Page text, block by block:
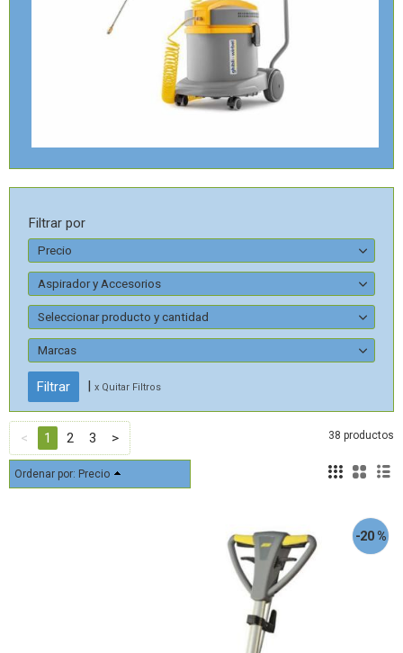
Filtrar por
Precio
Aspirador y Accesorios
Seleccionar producto y cantidad
Marcas
x Quitar Filtros
< 1 2 3 > 38 productos
Ordenar por: Precio
-20 %